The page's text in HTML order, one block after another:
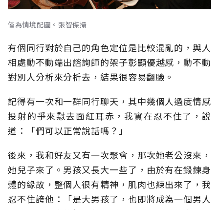
僅為情境配圖。張智傑攝
有個同行對於自己的角色定位是比較混亂的，與人
相處動不動端出諮詢師的架子彰顯優越感，動不動
對別人分析來分析去，結果很容易翻臉。
記得有一次和一群同行聊天，其中幾個人過度情感
投射的爭來懟去面紅耳赤，我實在忍不住了，說
道：「們可以正常說話嗎？」
後來，我和好友又有一次聚會，那次她老公沒來，
她兒子來了。男孩又長大一些了，由於有在鍛鍊身
體的緣故，整個人很有精神，肌肉也練出來了，我
忍不住誇他：「是大男孩了，也即將成為一個男人